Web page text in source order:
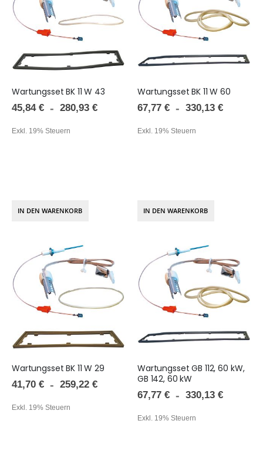
Wartungsset BK 11 W 43
45,84 € 280,93 €
Exkl. 19% Steuern
IN DEN WARENKORB
Wartungsset BK 11 W 60
67,77 € 330,13 €
Exkl. 19% Steuern
IN DEN WARENKORB
Wartungsset BK 11 W 29
41,70 € 259,22 €
Exkl. 19% Steuern
Wartungsset GB 112, 60 kW,
GB 142, 60 kW
67,77 € 330,13 €
Exkl. 19% Steuern